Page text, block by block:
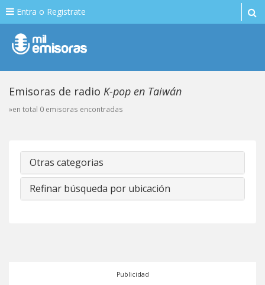
Entra o Registrate
Emisoras de radio K-pop en Taiwán
»en total 0 emisoras encontradas
Otras categorias
Refinar búsqueda por ubicación
Publicidad